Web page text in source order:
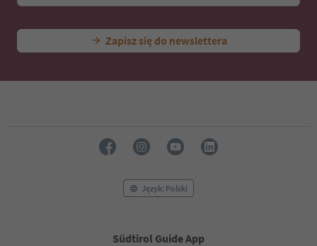
Zapisz się do newslettera
Język: Polski
Südtirol Guide App